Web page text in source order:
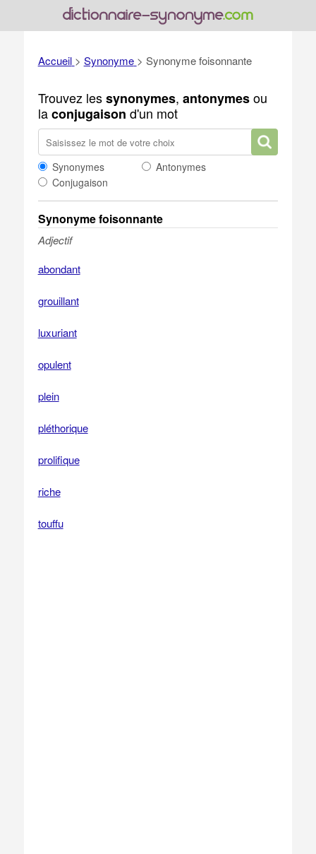
Accueil > Synonyme > Synonyme foisonnante
Trouvez lessynonymes, antonymesou
laconjugaison d'un mot
Synonymes
Antonymes
Conjugaison
Synonyme foisonnante
Adjectif
abondant
grouillant
luxuriant
opulent
plein
pléthorique
prolifique
riche
touffu